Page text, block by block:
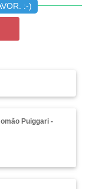
:-)
Puiggari -